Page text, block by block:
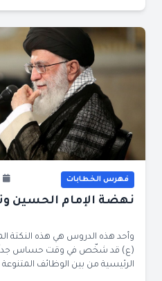
فهرس الخطابات
نهضة الإمام الحسين
وأحد هذه الدروس هي هذه النكتة
(ع) قد شخّص في وقت حساس جداً من
الرئيسية من بين الوظائف المتنوعة